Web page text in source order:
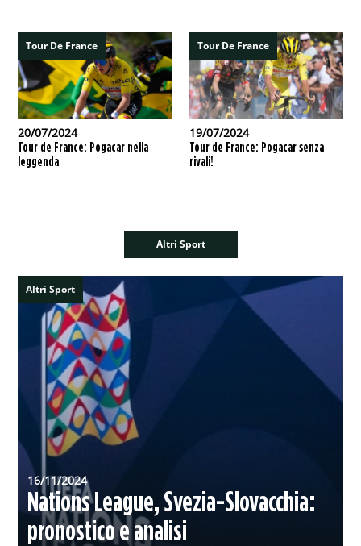
Tour De France
20/07/2024
Tour de France: Pogacar nella
leggenda
Tour De France
19/07/2024
Tour de France: Pogacar senza
rivali!
Altri Sport
Altri Sport
16/11/2024
Nations League, Svezia-Slovacchia:
pronostico e analisi